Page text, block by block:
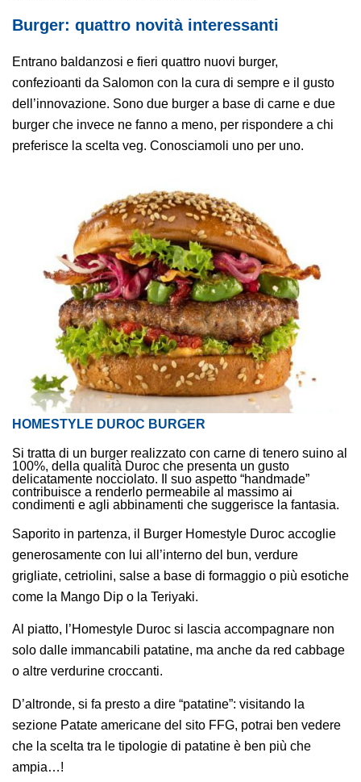
Burger: quattro novità interessanti
Entrano baldanzosi e fieri quattro nuovi burger,
confezioanti da Salomon con la cura di sempre e il gusto
dell’innovazione. Sono due burger a base di carne e due
burger che invece ne fanno a meno, per rispondere a chi
preferisce la scelta veg. Conosciamoli uno per uno.
HOMESTYLE DUROC BURGER
Si tratta di un burger realizzato con carne di tenero suino al
100%, della qualità Duroc che presenta un gusto
delicatamente nocciolato. Il suo aspetto “handmade”
contribuisce a renderlo permeabile al massimo ai
condimenti e agli abbinamenti che suggerisce la fantasia.
Saporito in partenza, il Burger Homestyle Duroc accoglie
generosamente con lui all’interno del bun, verdure
grigliate, cetriolini, salse a base di formaggio o più esotiche
come la Mango Dip o la Teriyaki.
Al piatto, l’Homestyle Duroc si lascia accompagnare non
solo dalle immancabili patatine, ma anche da red cabbage
o altre verdurine croccanti.
D’altronde, si fa presto a dire “patatine”: visitando la
sezione Patate americane del sito FFG, potrai ben vedere
che la scelta tra le tipologie di patatine è ben più che
ampia…!